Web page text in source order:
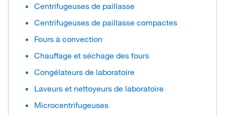
Centrifugeuses de paillasse
Centrifugeuses de paillasse compactes
Fours à convection
Chauffage et séchage des fours
Congélateurs de laboratoire
Laveurs et nettoyeurs de laboratoire
Microcentrifugeuses